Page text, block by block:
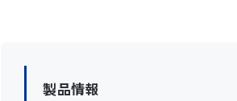
製品情報